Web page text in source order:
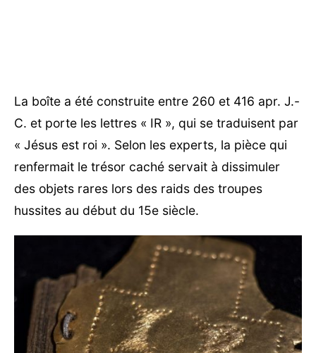
La boîte a été construite entre 260 et 416 apr. J.-
C. et porte les lettres « IR », qui se traduisent par
« Jésus est roi ». Selon les experts, la pièce qui
renfermait le trésor caché servait à dissimuler
des objets rares lors des raids des troupes
hussites au début du 15e siècle.